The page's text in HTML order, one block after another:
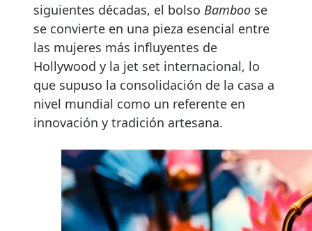
siguientes décadas, el bolso Bamboo se
se convierte en una pieza esencial entre
las mujeres más influyentes de
Hollywood y la jet set internacional, lo
que supuso la consolidación de la casa a
nivel mundial como un referente en
innovación y tradición artesana.